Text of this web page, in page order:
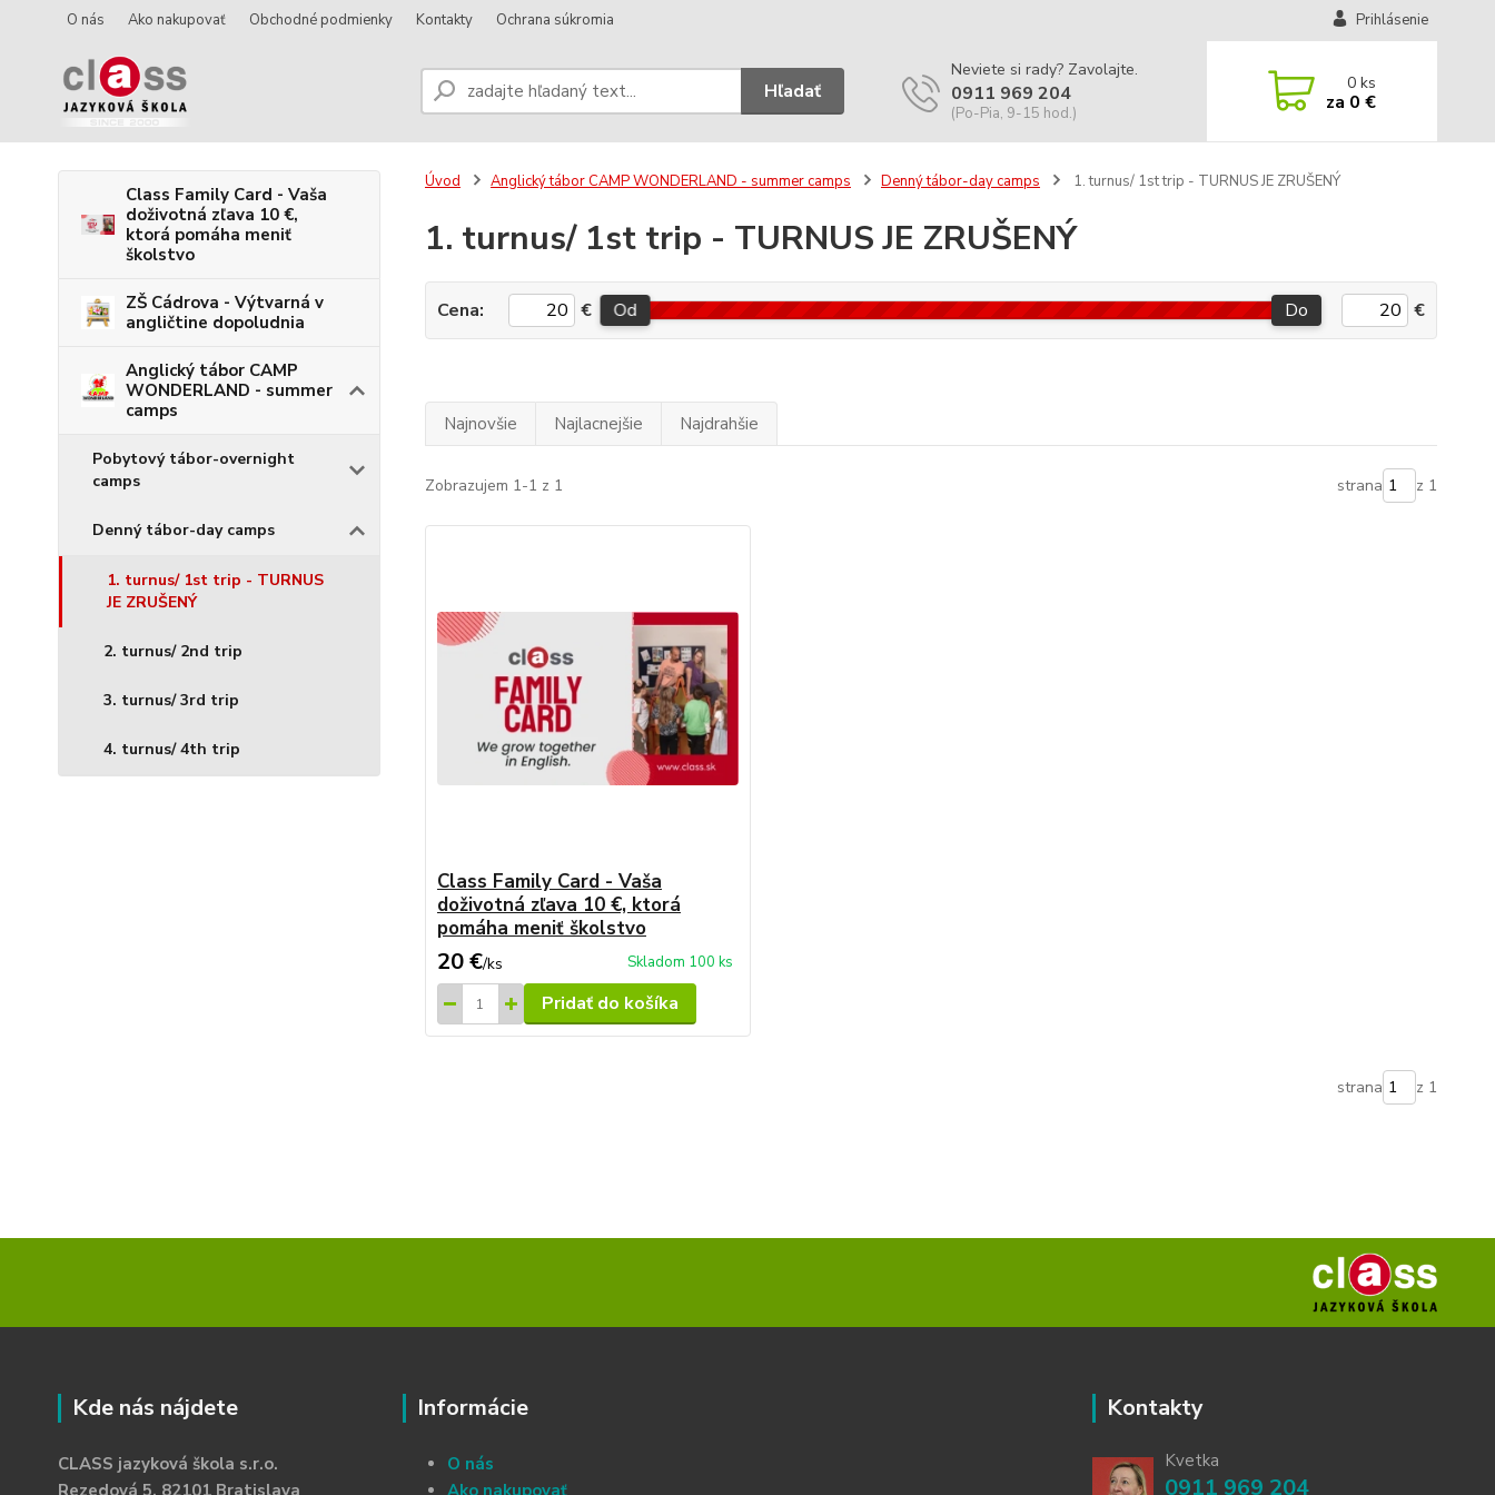
O nás Ako nakupovať Obchodné podmienky Kontakty Ochrana súkromia Prihlásenie
Hľadať
Neviete si rady? Zavolajte.
0911 969 204
(Po-Pia, 9-15 hod.)
0ks
za 0 €
Class Family Card - Vaša
doživotná zľava 10 €,
ktorá pomáha meniť
školstvo
ZŠ Cádrova - Výtvarná v
angličtine dopoludnia
Anglický tábor CAMP
WONDERLAND - summer
camps
Pobytový tábor-overnight
camps
Denný tábor-day camps
1. turnus/ 1st trip - TURNUS
JE ZRUŠENÝ
2. turnus/ 2nd trip
3. turnus/ 3rd trip
4. turnus/ 4th trip
Úvod Anglický tábor CAMP WONDERLAND - summer camps Denný tábor-day camps 1. turnus/ 1st trip - TURNUS JE ZRUŠENÝ
1. turnus/ 1st trip - TURNUS JE ZRUŠENÝ
Cena: € Od Do €
Najnovšie Najlacnejšie Najdrahšie
Zobrazujem 1-1 z 1 strana z 1
Class Family Card - Vaša
doživotná zľava 10 €, ktorá
pomáha meniť školstvo
20 €/ks Skladom 100 ks
Pridať do košíka
strana z 1
Kde nás nájdete
CLASS jazyková škola s.r.o.
Rezedová 5, 82101 Bratislava
Informácie
O nás
Ako nakupovať
Kontakty
Kvetka
0911 969 204